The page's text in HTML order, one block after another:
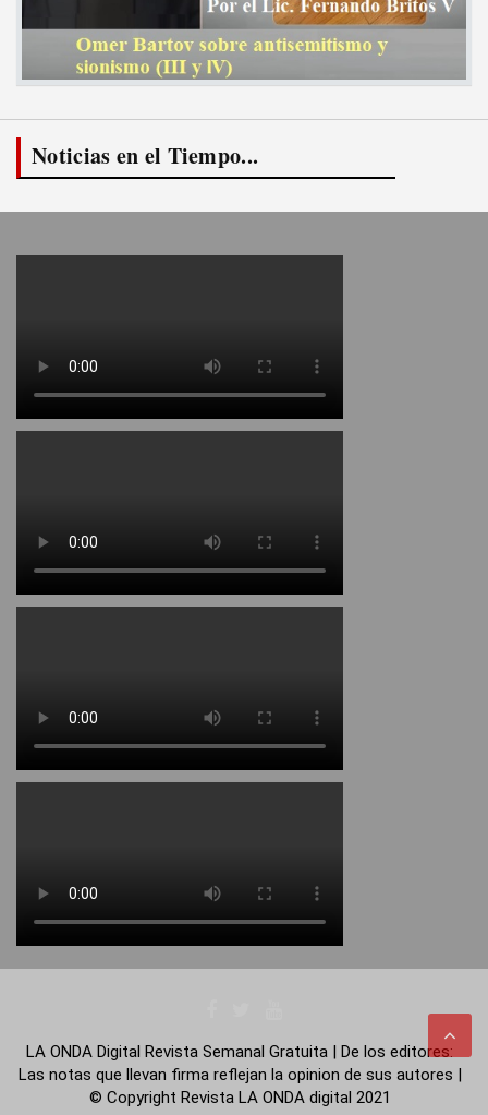
Noticias en el Tiempo...
LA ONDA Digital Revista Semanal Gratuita | De los editores:
Las notas que llevan firma reflejan la opinion de sus autores |
© Copyright Revista LA ONDA digital 2021